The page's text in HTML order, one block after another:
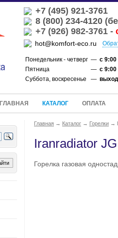
+7 (495) 921-3761
8 (800) 234-4120
+7 (926) 982-3761 -
hot@komfort-eco.ru
Понедельник - четверг — с 9:00
Пятница
— с 9:00
Суббота, воскресенье
—
ГЛАВНАЯ КАТАЛОГ ОПЛАТА
Главная → Каталог → Горелки →
Iranradiator
Горелка газовая